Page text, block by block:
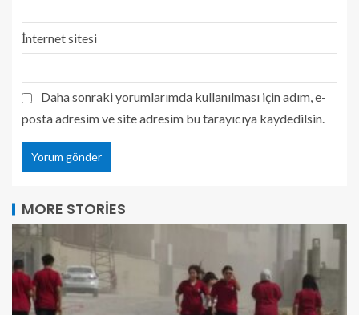
İnternet sitesi
Daha sonraki yorumlarımda kullanılması için adım, e-
posta adresim ve site adresim bu tarayıcıya kaydedilsin.
MORE STORIES